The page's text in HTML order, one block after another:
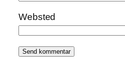
Websted